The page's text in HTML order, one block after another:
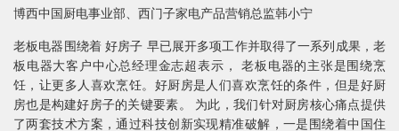
博西中国厨电事业部、西门子家电产品营销总监韩小宁
老板电器围绕着 好房子 早已展开多项工作并取得了一系列成果，老
板电器大客户中心总经理金志超表示， 老板电器的主张是围绕烹
饪，让更多人喜欢烹饪。好厨房是人们喜欢烹饪的条件，但是好厨
房也是构建好房子的关键要素。 为此，我们针对厨房核心痛点提供
了两套技术方案，通过科技创新实现精准破解，一是围绕着中国住